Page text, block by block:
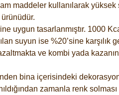
maddeler kullanılarak
uygun tasarlanmıştır. 1000
suyun ise %20’sine
azaltmakta ve kombi yada
bina içerisindeki
zamanla renk